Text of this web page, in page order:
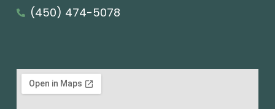
(450) 474-5078